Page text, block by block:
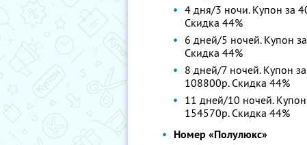
4 дня/3 ночи. Купон за
Скидка 44%
6 дней/5 ночей. Купон
Скидка 44%
8 дней/7 ночей. Купон
108800р. Скидка 44%
11 дней/10 ночей.
154570р. Скидка 44%
Номер «Полулюкс»